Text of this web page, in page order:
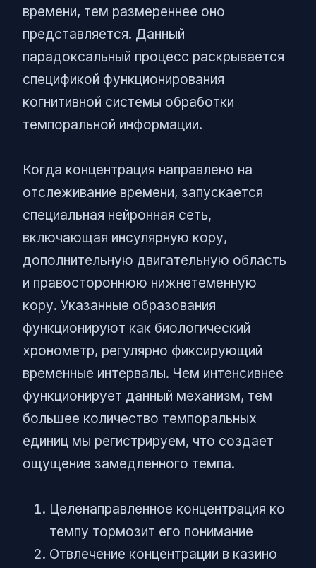
времени, тем размереннее оно
представляется. Данный
парадоксальный процесс раскрывается
спецификой функционирования
когнитивной системы обработки
темпоральной информации.
Когда концентрация направлено на
отслеживание времени, запускается
специальная нейронная сеть,
включающая инсулярную кору,
дополнительную двигательную область
и правостороннюю нижнетеменную
кору. Указанные образования
функционируют как биологический
хронометр, регулярно фиксирующий
временные интервалы. Чем интенсивнее
функционирует данный механизм, тем
большее количество темпоральных
единиц мы регистрируем, что создает
ощущение замедленного темпа.
Целенаправленное концентрация ко
темпу тормозит его понимание
Отвлечение концентрации в казино